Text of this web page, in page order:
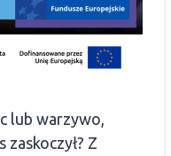
lub warzywo,
Z